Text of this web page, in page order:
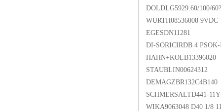
DOLDLG5929.60/100/
WURTH08536008
EGESDN11281
DI-SORICIRDB 4
HAHN+KOLB13396020
STAUBLIN00624312
DEMAGZBR132C4B140
SCHMERSALTD441-
WIKA9063048 D40 1/8